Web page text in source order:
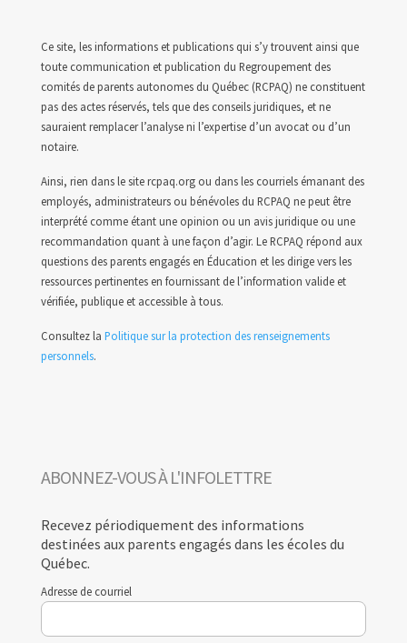
Ce site, les informations et publications qui s’y trouvent ainsi que
toute communication et publication du Regroupement des
comités de parents autonomes du Québec (RCPAQ) ne constituent
pas des actes réservés, tels que des conseils juridiques, et ne
sauraient remplacer l’analyse ni l’expertise d’un avocat ou d’un
notaire.
Ainsi, rien dans le site rcpaq.org ou dans les courriels émanant des
employés, administrateurs ou bénévoles du RCPAQ ne peut être
interprété comme étant une opinion ou un avis juridique ou une
recommandation quant à une façon d’agir. Le RCPAQ répond aux
questions des parents engagés en Éducation et les dirige vers les
ressources pertinentes en fournissant de l’information valide et
vérifiée, publique et accessible à tous.
Consultez la Politique sur la protection des renseignements
personnels.
ABONNEZ-VOUS À L'INFOLETTRE
Recevez périodiquement des informations
destinées aux parents engagés dans les écoles du
Québec.
Adresse de courriel